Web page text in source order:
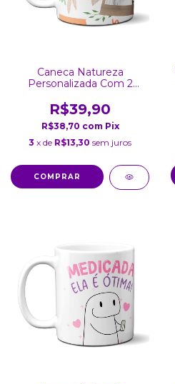
Caneca Natureza
Personalizada Com 2
R$39,90
R$38,70 com Pix
3 x de R$13,30 sem juros
COMPRAR